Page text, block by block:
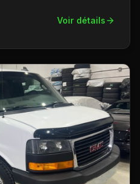
Voir détails